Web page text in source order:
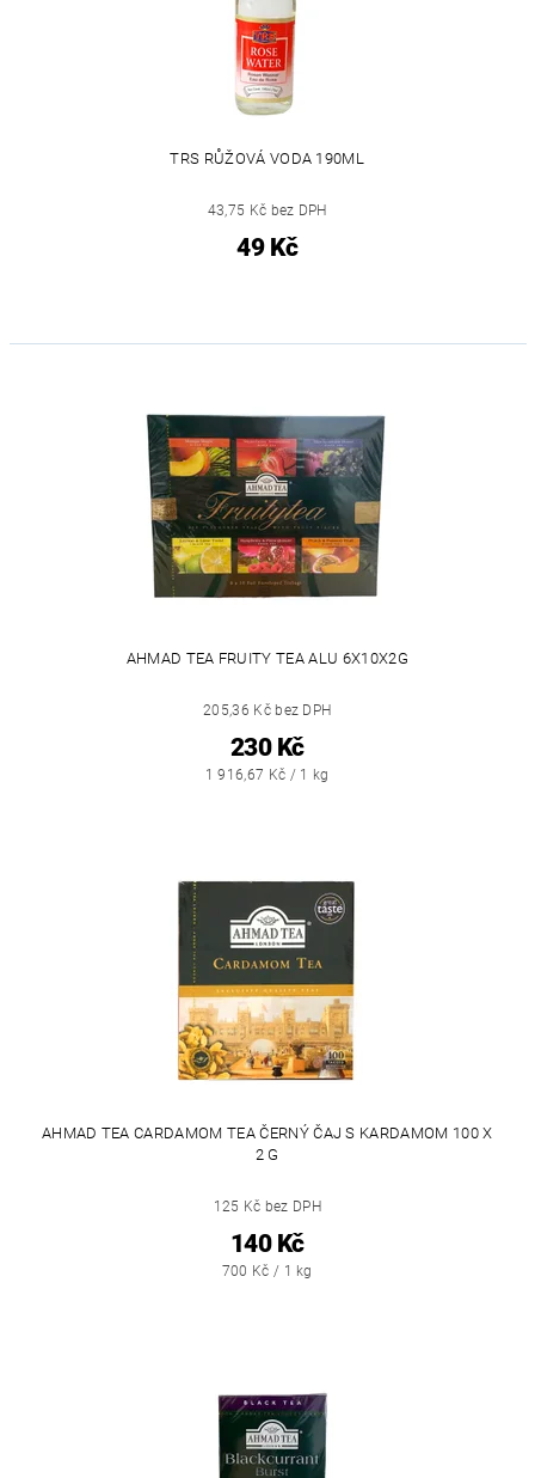
TRS RŮŽOVÁ VODA 190ML
43,75 Kč bez DPH
49 Kč
AHMAD TEA FRUITY TEA ALU 6X10X2G
205,36 Kč bez DPH
230 Kč
1 916,67 Kč / 1 kg
AHMAD TEA CARDAMOM TEA ČERNÝ ČAJ S KARDAMOM 100 X
2 G
125 Kč bez DPH
140 Kč
700 Kč / 1 kg